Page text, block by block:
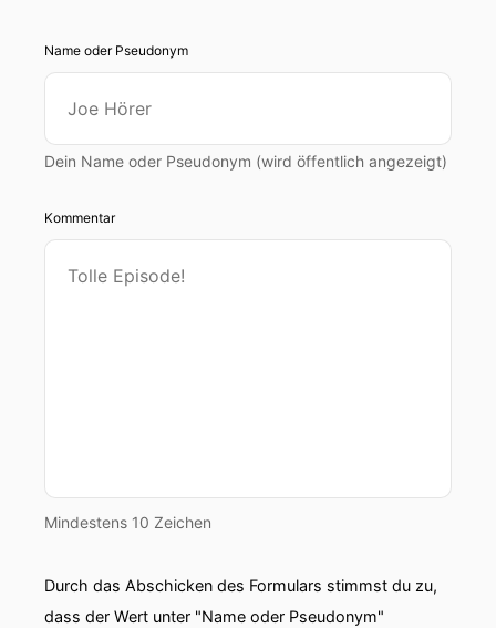
Name oder Pseudonym
Dein Name oder Pseudonym (wird öffentlich angezeigt)
Kommentar
Mindestens 10 Zeichen
Durch das Abschicken des Formulars stimmst du zu,
dass der Wert unter "Name oder Pseudonym"